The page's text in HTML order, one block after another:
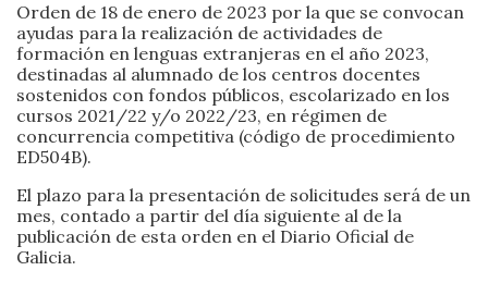
Orden de 18 de enero de 2023 por la que se convocan
ayudas para la realización de actividades de
formación en lenguas extranjeras en el año 2023,
destinadas al alumnado de los centros docentes
sostenidos con fondos públicos, escolarizado en los
cursos 2021/22 y/o 2022/23, en régimen de
concurrencia competitiva (código de procedimiento
ED504B).
El plazo para la presentación de solicitudes será de un
mes, contado a partir del día siguiente al de la
publicación de esta orden en el Diario Oficial de
Galicia.